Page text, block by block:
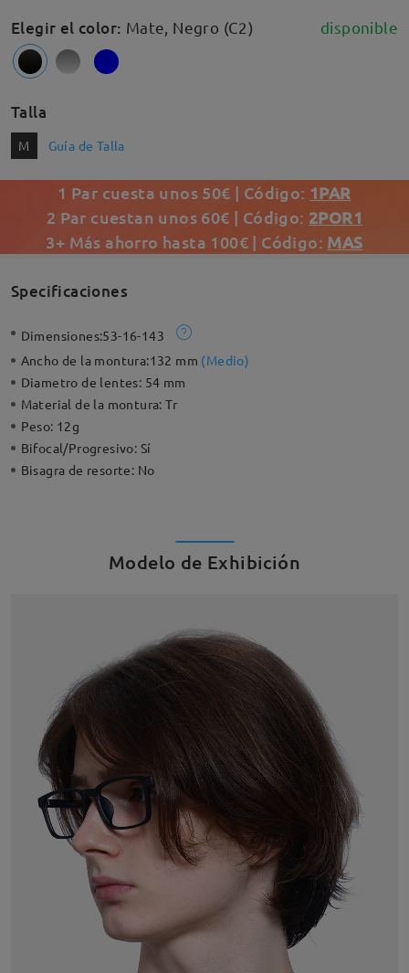
Elegir el color: Mate, Negro (C2) disponible
Talla
M Guía de Talla
1 Par cuesta unos 50€ | Código: 1PAR
2 Par cuestan unos 60€ | Código: 2POR1
3+ Más ahorro hasta 100€ | Código: MAS
Specificaciones
Dimensiones:53-16-143
Ancho de la montura:132 mm (Medio)
Diametro de lentes: 54 mm
Material de la montura:Tr
Peso: 12g
Bifocal/Progresivo: Sí
Bisagra de resorte: No
Modelo de Exhibición